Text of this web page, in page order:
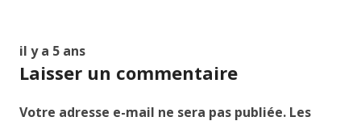
il y a 5 ans
Laisser un commentaire
Votre adresse e-mail ne sera pas publiée. Les